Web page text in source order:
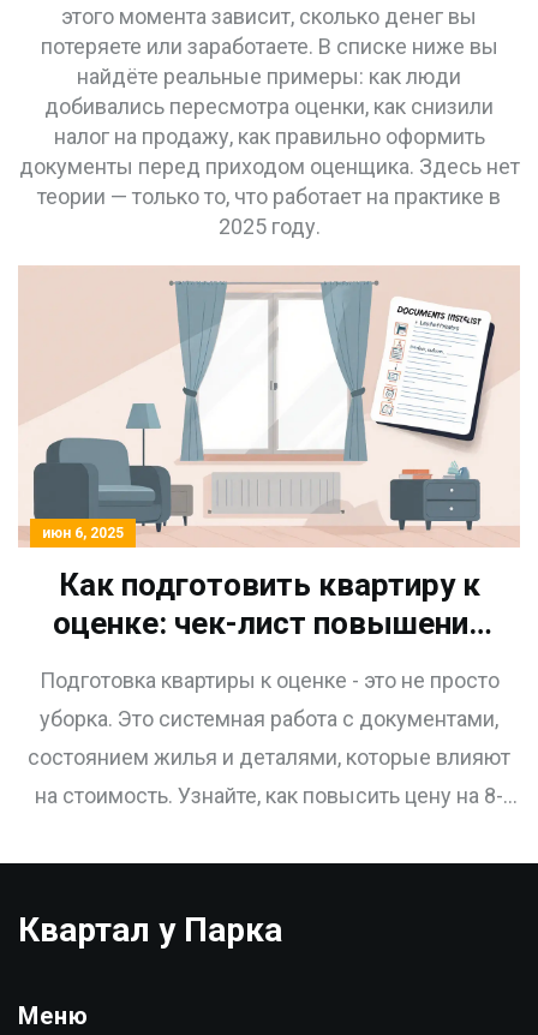
этого момента зависит, сколько денег вы
потеряете или заработаете. В списке ниже вы
найдёте реальные примеры: как люди
добивались пересмотра оценки, как снизили
налог на продажу, как правильно оформить
документы перед приходом оценщика. Здесь нет
теории — только то, что работает на практике в
2025 году.
июн 6, 2025
Как подготовить квартиру к
оценке: чек-лист повышения
Подготовка квартиры к оценке - это не просто
уборка. Это системная работа с документами,
состоянием жилья и деталями, которые влияют
на стоимость. Узнайте, как повысить цену на 8-
Квартал у Парка
Меню